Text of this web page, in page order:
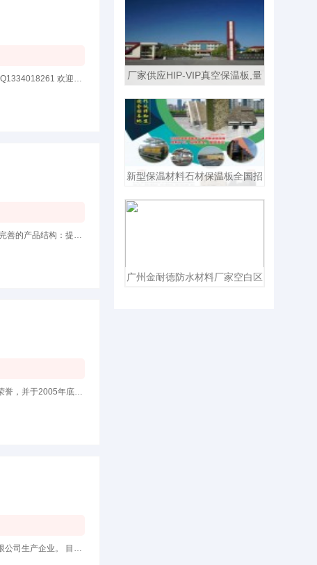
广州金斯盾建材科技有限公司防水材料十大品牌诚招全国各地代理商联系人：夏雨欣15889988395 QQ1334018261 欢迎来电或加QQ咨询加
金斯盾防水诚招全国各地代理加盟强大的后盾,实力强大，是知名的行业品牌，有无可比拟的影响力。完善的产品结构：提供专业建筑防
金斯盾防水一度荣获中国市场产品质量用户满意十佳品牌、中国绿色建材推广产品、中国名优产品等荣誉，并于2005年底成为联合国注册
广州金斯盾建材有限公司是一家以科技为先导，质量为根本。集科、工、贸于一体的奇骏集团控股有限公司生产企业。 目前本公司
厂家供应HIP-VIP真空保温板,量
新型保温材料石材保温板全国招
广州金耐德防水材料厂家空白区